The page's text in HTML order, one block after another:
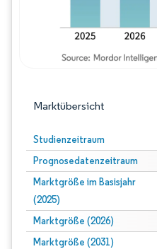
Marktübersicht
Studienzeitraum
Prognosedatenzeitraum
Marktgröße im Basisjahr
(2025)
Marktgröße (2026)
Marktgröße (2031)